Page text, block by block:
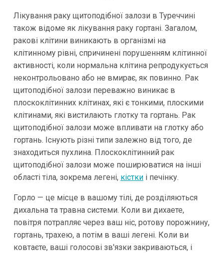
Лікування раку щитоподібної залози в Туреччині
також відоме як лікування раку гортані. Загалом,
ракові клітини виникають в організмі на
клітинному рівні, спричинені порушенням клітинної
активності, коли нормальна клітина репродукується
неконтрольовано або не вмирає, як повинно. Рак
щитоподібної залози переважно виникає в
плоскоклітинних клітинах, які є тонкими, плоскими
клітинами, які вистилають глотку та гортань. Рак
щитоподібної залози може впливати на глотку або
гортань. Існують різні типи залежно від того, де
знаходиться пухлина. Плоскоклітинний рак
щитоподібної залози може поширюватися на інші
області тіла, зокрема легені, кісткиі печінку.
Горло — це місце в вашому тілі, де розділяються
дихальна та травна системи. Коли ви дихаете,
повітря потрапляє через ваш ніс, ротову порожнину,
гортань, трахею, а потім в ваші легені. Коли ви
ковтаєте, ваші голосові зв'язки закриваються, і